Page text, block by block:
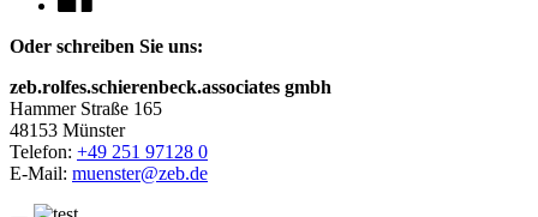
Oder schreiben Sie uns:
zeb.rolfes.schierenbeck.associates gmbh
Hammer Straße 165
48153 Münster
Telefon: +49 251 97128 0
E-Mail: muenster@zeb.de